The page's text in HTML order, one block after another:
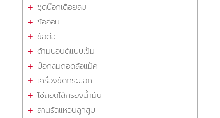
ชุดบ๊อกเดือยลม
ข้ออ่อน
ข้อต่อ
ด้ามปอนด์แบบเข็ม
บ๊อกลมถอดล้อแม็ค
เครื่องขัดกระบอก
โซ่ถอดไส้กรองน้ำมัน
ลานรัดแหวนลูกสูบ